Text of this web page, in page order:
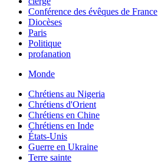
Conférence des évêques de France
Diocèses
Paris
Politique
profanation
Monde
Chrétiens au Nigeria
Chrétiens d'Orient
Chrétiens en Chine
Chrétiens en Inde
États-Unis
Guerre en Ukraine
Terre sainte